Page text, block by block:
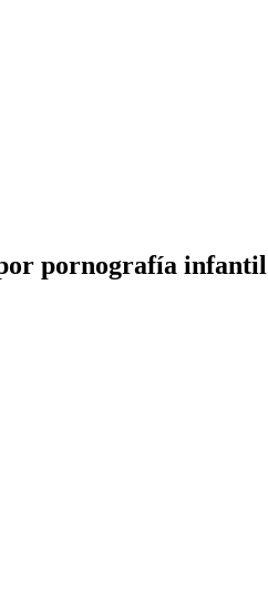
pornografía infantil